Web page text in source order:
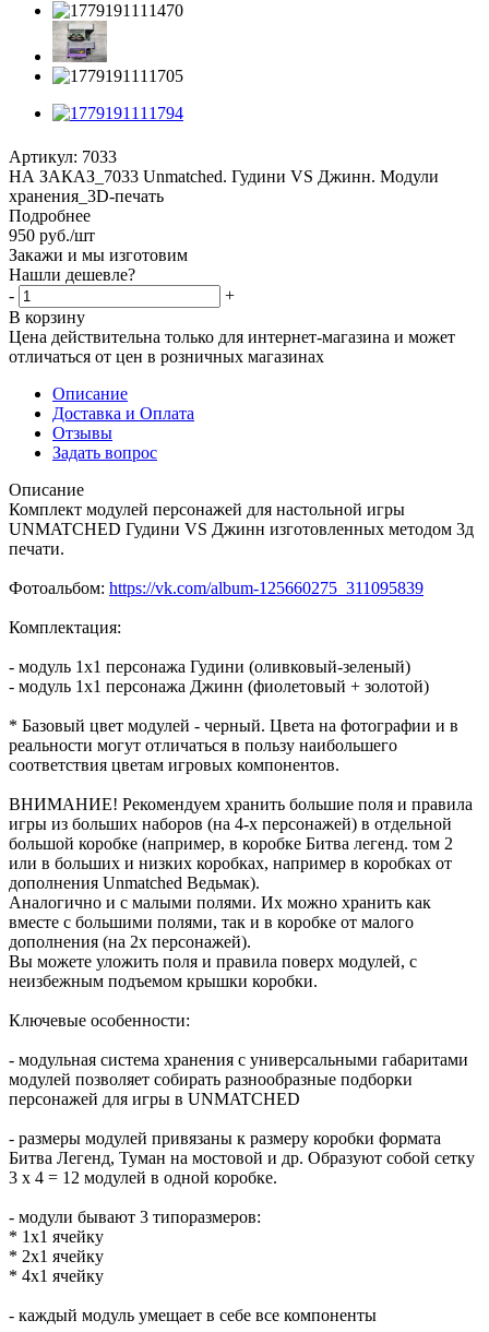
Артикул: 7033
НА ЗАКАЗ_7033 Unmatched. Гудини VS Джинн. Модули
хранения_3D-печать
Подробнее
950 руб./шт
Закажи и мы изготовим
Нашли дешевле?
-
+
В корзину
Цена действительна только для интернет-магазина и может
отличаться от цен в розничных магазинах
Описание
Доставка и Оплата
Отзывы
Задать вопрос
Описание
Комплект модулей персонажей для настольной игры
UNMATCHED Гудини VS Джинн изготовленных методом 3д
печати.
Фотоальбом: https://vk.com/album-125660275_311095839
Комплектация:
- модуль 1х1 персонажа Гудини (оливковый-зеленый)
- модуль 1х1 персонажа Джинн (фиолетовый + золотой)
* Базовый цвет модулей - черный. Цвета на фотографии и в
реальности могут отличаться в пользу наибольшего
соответствия цветам игровых компонентов.
ВНИМАНИЕ! Рекомендуем хранить большие поля и правила
игры из больших наборов (на 4-х персонажей) в отдельной
большой коробке (например, в коробке Битва легенд. том 2
или в больших и низких коробках, например в коробках от
дополнения Unmatched Ведьмак).
Аналогично и с малыми полями. Их можно хранить как
вместе с большими полями, так и в коробке от малого
дополнения (на 2х персонажей).
Вы можете уложить поля и правила поверх модулей, с
неизбежным подъемом крышки коробки.
Ключевые особенности:
- модульная система хранения с универсальными габаритами
модулей позволяет собирать разнообразные подборки
персонажей для игры в UNMATCHED
- размеры модулей привязаны к размеру коробки формата
Битва Легенд, Туман на мостовой и др. Образуют собой сетку
3 х 4 = 12 модулей в одной коробке.
- модули бывают 3 типоразмеров:
* 1х1 ячейку
* 2х1 ячейку
* 4х1 ячейку
- каждый модуль умещает в себе все компоненты